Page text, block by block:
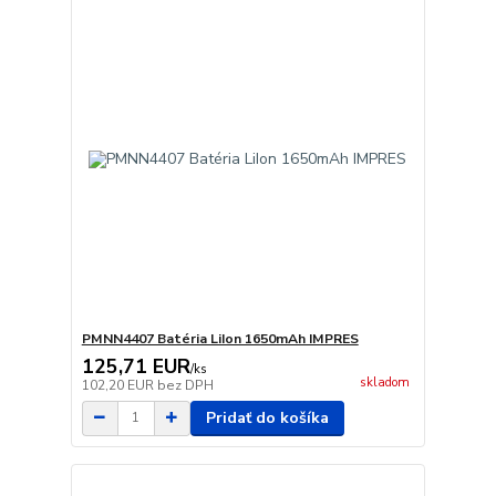
PMNN4407 Batéria LiIon 1650mAh IMPRES
125,71 EUR/ks
102,20 EUR bez DPH skladom
Pridať do košíka